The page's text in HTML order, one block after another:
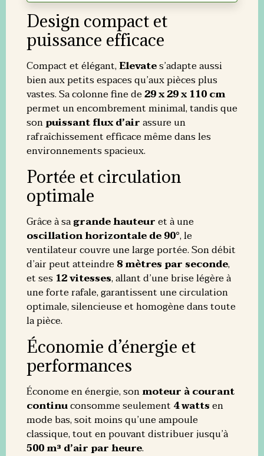
Design compact et
puissance efficace
Compact et élégant,Elevates’adapte aussi
bien aux petits espaces qu’aux pièces plus
vastes. Sa colonne fine de29 x 29 x 110 cm
permet un encombrement minimal, tandis que
sonpuissant flux d’airassure un
rafraîchissement efficace même dans les
environnements spacieux.
Portée et circulation
optimale
Grâce à sagrande hauteuret à une
oscillation horizontale de 90°, le
ventilateur couvre une large portée. Son débit
d’air peut atteindre8 mètres par seconde,
et ses 12 vitesses, allant d’une brise légère à
une forte rafale, garantissent une circulation
optimale, silencieuse et homogène dans toute
la pièce.
Économie d’énergie et
performances
Économe en énergie, sonmoteur à courant
continuconsomme seulement 4 wattsen
mode bas, soit moins qu’une ampoule
classique, tout en pouvant distribuer jusqu’à
500 m³ d’air par heure.